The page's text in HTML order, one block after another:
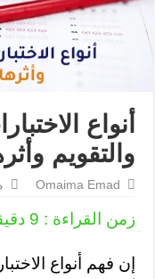
أنواع
والتقويم
Omaima Emad
زمن القراءة : 9
إن فهم أنواع